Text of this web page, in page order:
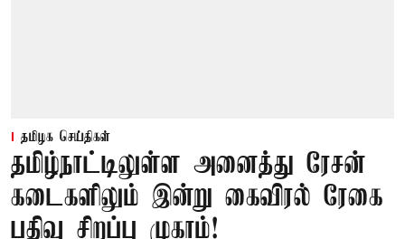
தமிழக செய்திகள்
தமிழ்நாட்டிலுள்ள அனைத்து ரேசன்
கடைகளிலும் இன்று கைவிரல் ரேகை
பதிவு சிறப்பு முகாம்!